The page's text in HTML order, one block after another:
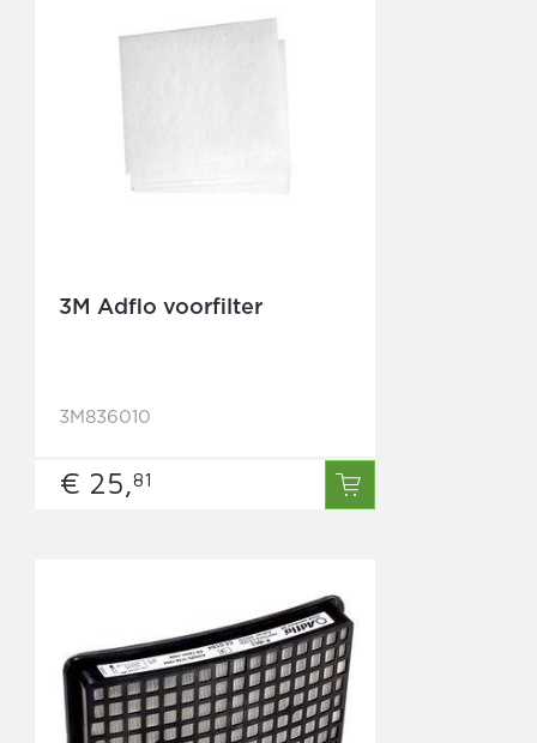
3M Adflo voorfilter
3M836010
€ 25,81